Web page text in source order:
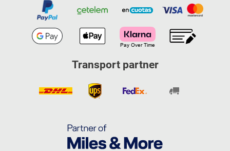
Transport partner